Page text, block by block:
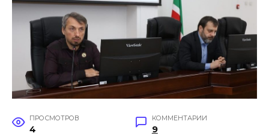
ПРОСМОТРОВ
4
КОММЕНТАРИИ
9